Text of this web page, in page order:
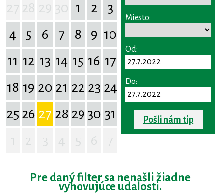
1 2
3
4
5 6 7 8 9 10
11 12 13 14 15 16 17
18 19 20 21 22 23 24
25 26 27 28 29 30 31
Miesto:
Od:
Do:
Pošli nám tip
Pre daný filter sa nenašli žiadne
vyhovujúce udalosti.